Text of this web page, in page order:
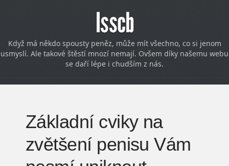
Isscb
Když má někdo spousty peněz, může mít všechno, co si jenom
usmyslí. Ale takové štěstí mnozí nemají. Ovšem díky našemu webu
se daří lépe i chudším z nás.
Základní cviky na
zvětšení penisu Vám